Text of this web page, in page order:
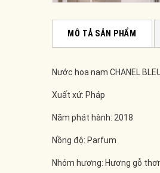
MÔ TẢ SẢN PHẨM
Nước hoa nam CHANEL
Xuất xứ: Pháp
Năm phát hành: 2018
Nồng độ: Parfum
Nhóm hương: Hương gỗ